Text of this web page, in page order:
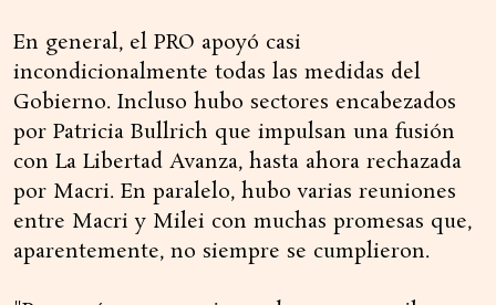
En general, el PRO apoyó casi
incondicionalmente todas las medidas del
Gobierno. Incluso hubo sectores encabezados
por Patricia Bullrich que impulsan una fusión
con La Libertad Avanza, hasta ahora rechazada
por Macri. En paralelo, hubo varias reuniones
entre Macri y Milei con muchas promesas que,
aparentemente, no siempre se cumplieron.